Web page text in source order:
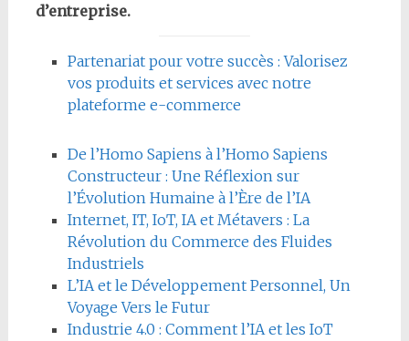
d’entreprise.
Partenariat pour votre succès : Valorisez
vos produits et services avec notre
plateforme e-commerce
De l’Homo Sapiens à l’Homo Sapiens
Constructeur : Une Réflexion sur
l’Évolution Humaine à l’Ère de l’IA
Internet, IT, IoT, IA et Métavers : La
Révolution du Commerce des Fluides
Industriels
L’IA et le Développement Personnel, Un
Voyage Vers le Futur
Industrie 4.0 : Comment l’IA et les IoT